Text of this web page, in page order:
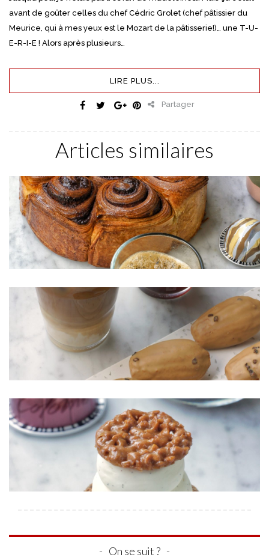
avant de goûter celles du chef Cédric Grolet (chef pâtissier du
Meurice, qui à mes yeux est le Mozart de la pâtisserie!)… une T-U-
E-R-I-E ! Alors après plusieurs…
LIRE PLUS...
Partager
Articles similaires
On se suit ?